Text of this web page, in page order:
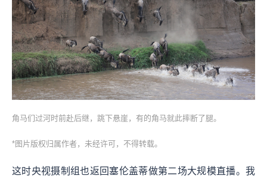
角马们过河时前赴后继，跳下悬崖，有的角马就此摔断了腿。
*图片版权归属作者，未经许可，不得转载。
这时央视摄制组也返回塞伦盖蒂做第二场大规模直播。我